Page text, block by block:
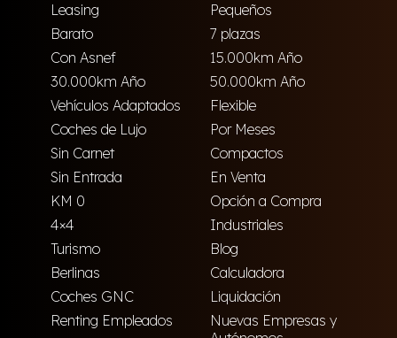
Leasing
Pequeños
Barato
7 plazas
Con Asnef
15.000km Año
30.000km Año
50.000km Año
Vehículos Adaptados
Flexible
Coches de Lujo
Por Meses
Sin Carnet
Compactos
Sin Entrada
En Venta
KM 0
Opción a Compra
4×4
Industriales
Turismo
Blog
Berlinas
Calculadora
Coches GNC
Liquidación
Renting Empleados
Nuevas Empresas y